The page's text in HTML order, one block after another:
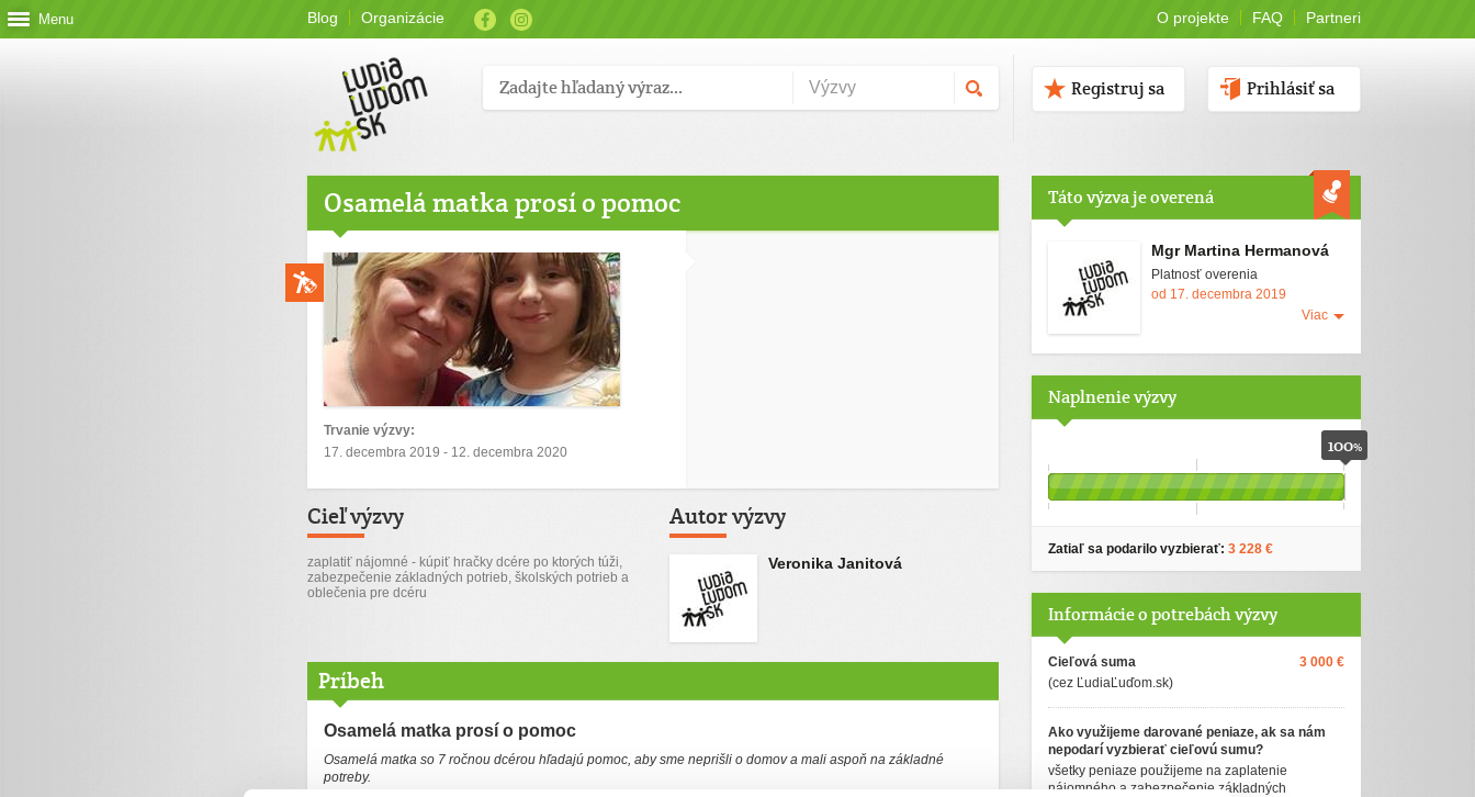
Menu Blog Organizácie O projekte FAQ Partneri
Prihlásiť sa
Registruj sa
Osamelá matka prosí o pomoc
Trvanie výzvy:
17. decembra 2019 - 12. decembra 2020
Cieľ výzvy
zaplatiť nájomné - kúpiť hračky dcére po ktorých túži,
zabezpečenie základných potrieb, školských potrieb a
oblečenia pre dcéru
Autor výzvy
Veronika Janitová
Príbeh
Osamelá matka prosí o pomoc
Osamelá matka so 7 ročnou dcérou hľadajú pomoc, aby sme neprišli o domov a mali aspoň na základné
potreby.
Táto výzva je overená
Mgr Martina Hermanová
Platnosť overenia
od 17. decembra 2019
Viac
Naplnenie výzvy
100%
Zatiaľ sa podarilo vyzbierať: 3 228 €
Informácie o potrebách výzvy
Cieľová suma
(cez ĽudiaĽuďom.sk)
3 000 €
Ako využijeme darované peniaze, ak sa nám
nepodarí vyzbierať cieľovú sumu?
všetky peniaze použijeme na zaplatenie
nájomného a zabezpečenie základných